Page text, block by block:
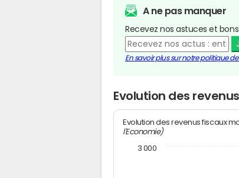
A ne pas manquer
Recevez nos astuces et
En savoir plus sur notre politique
Evolution des
Evolution des revenus fiscaux
l'Economie)
3 000